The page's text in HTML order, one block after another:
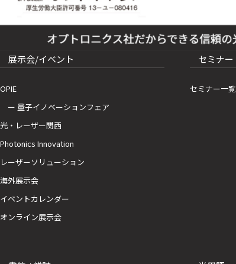
展示会/イベント
OPIE
ー 量子イノベーションフェア
光・レーザー関西
Photonics Innovation
レーザーソリューション
海外展示会
イベントカレンダー
オンライン展示会
セミナー
セミナー一覧